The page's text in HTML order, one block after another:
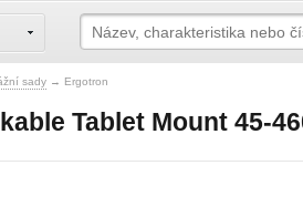
sady → Ergotron
Tablet Mount 45-